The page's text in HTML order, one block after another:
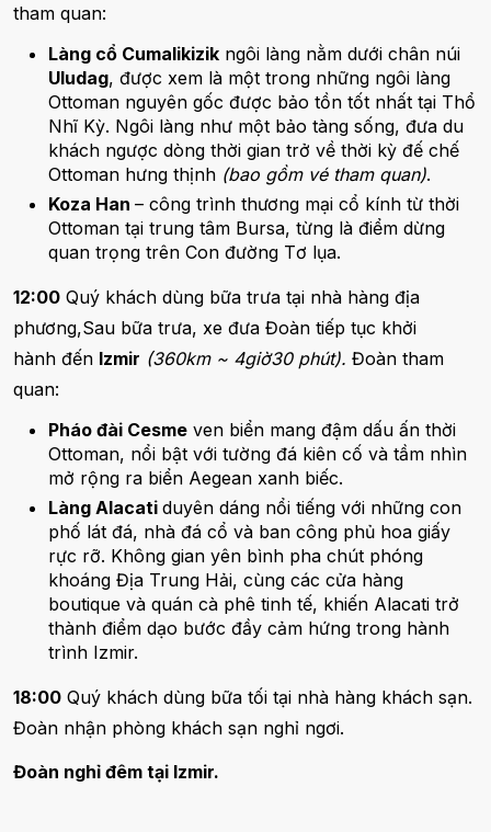
tham quan:
Làng cổ Cumalikizik ngôi làng nằm dưới chân núi
Uludag, được xem là một trong những ngôi làng
Ottoman nguyên gốc được bảo tồn tốt nhất tại Thổ
Nhĩ Kỳ. Ngôi làng như một bảo tàng sống, đưa du
khách ngược dòng thời gian trở về thời kỳ đế chế
Ottoman hưng thịnh (bao gồm vé tham quan).
Koza Han – công trình thương mại cổ kính từ thời
Ottoman tại trung tâm Bursa, từng là điểm dừng
quan trọng trên Con đường Tơ lụa.
12:00 Quý khách dùng bữa trưa tại nhà hàng địa
phương,Sau bữa trưa, xe đưa Đoàn tiếp tục khởi
hành đến Izmir (360km ~ 4giờ30 phút). Đoàn tham
quan:
Pháo đài Cesme ven biển mang đậm dấu ấn thời
Ottoman, nổi bật với tường đá kiên cố và tầm nhìn
mở rộng ra biển Aegean xanh biếc.
Làng Alacati duyên dáng nổi tiếng với những con
phố lát đá, nhà đá cổ và ban công phủ hoa giấy
rực rỡ. Không gian yên bình pha chút phóng
khoáng Địa Trung Hải, cùng các cửa hàng
boutique và quán cà phê tinh tế, khiến Alacati trở
thành điểm dạo bước đầy cảm hứng trong hành
trình Izmir.
18:00 Quý khách dùng bữa tối tại nhà hàng khách sạn.
Đoàn nhận phòng khách sạn nghỉ ngơi.
Đoàn nghỉ đêm tại Izmir.